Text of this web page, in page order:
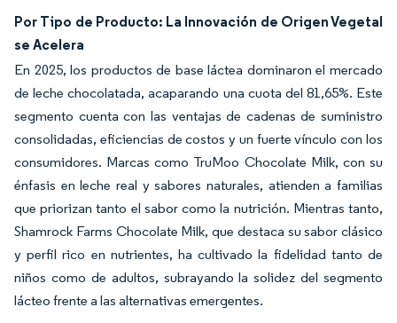
Por Tipo de Producto: La Innovación de Origen Vegetal
se Acelera
En 2025, los productos de base láctea dominaron el mercado
de leche chocolatada, acaparando una cuota del 81,65%. Este
segmento cuenta con las ventajas de cadenas de suministro
consolidadas, eficiencias de costos y un fuerte vínculo con los
consumidores. Marcas como TruMoo Chocolate Milk, con su
énfasis en leche real y sabores naturales, atienden a familias
que priorizan tanto el sabor como la nutrición. Mientras tanto,
Shamrock Farms Chocolate Milk, que destaca su sabor clásico
y perfil rico en nutrientes, ha cultivado la fidelidad tanto de
niños como de adultos, subrayando la solidez del segmento
lácteo frente a las alternativas emergentes.